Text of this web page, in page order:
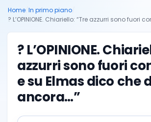
Home In primo piano
? L’OPINIONE. Chiariello: “Tre azzurri sono fuori
? L’OPINIONE.
azzurri sono fuori
e su Elmas dico che
ancora…”